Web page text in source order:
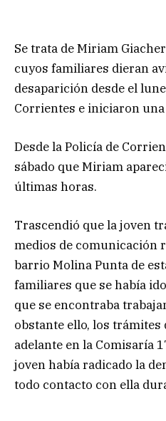
Se trata de Miriam
cuyos familiares dieran
desaparición desde el
Corrientes e iniciaron
Desde la Policía de
sábado que Miriam
últimas horas.
Trascendió que la joven
medios de comunicación
barrio Molina Punta de
familiares que se había
que se encontraba
obstante ello, los trámites
adelante en la Comisaría
joven había radicado la
todo contacto con ella